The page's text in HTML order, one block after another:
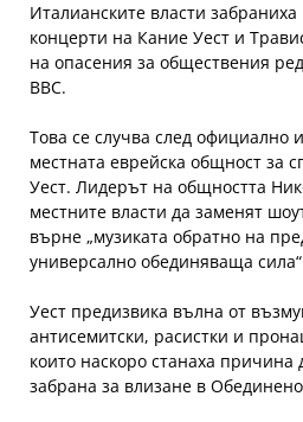
Италианските власти
концерти на Кание Уест и
на опасения за обществения
ВВС.
Това се случва след официално
местната еврейска общност за
Уест. Лидерът на общността
местните власти да заменят
върне „музиката обратно на
универсално обединяваща
Уест предизвика вълна от
антисемитски, расистки и
които наскоро станаха
забрана за влизане в